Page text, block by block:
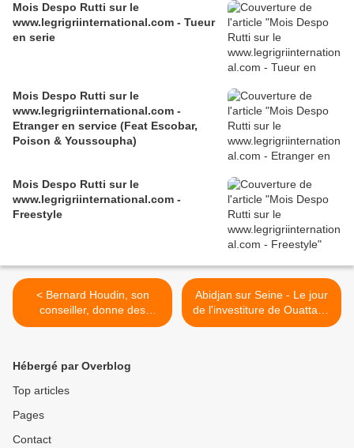
Mois Despo Rutti sur le
www.legrigriinternational.com - Tueur
en serie
Mois Despo Rutti sur le
www.legrigriinternational.com -
Etranger en service (Feat Escobar,
Poison & Youssoupha)
Mois Despo Rutti sur le
www.legrigriinternational.com -
Freestyle
< Bernard Houdin, son
conseiller, donne des
nouvelles du président
Abidjan sur Seine - Le jour
de l'investiture de Ouattara,
David Gakunzi rencontre un
Hébergé par Overblog
Top articles
Pages
Contact